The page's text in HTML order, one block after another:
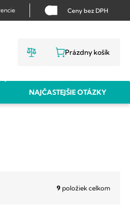
Ceny bez DPH
NÁKUPNÝ
Prázdny košík
NAJČASTEJŠIE OTÁZKY
9 položiek celkom